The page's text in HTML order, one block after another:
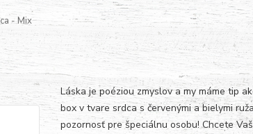
- Mix
Láska je poéziou zmyslov a my máme tip
box v tvare srdca s červenými a bielymi
pozornosť pre špeciálnu osobu! Chcete